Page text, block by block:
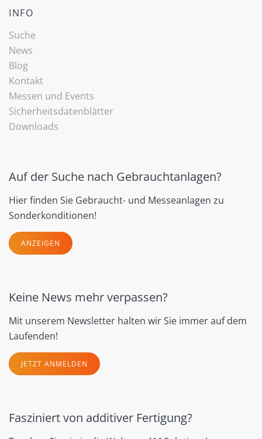
INFO
Suche
News
Blog
Kontakt
Messen und Events
Sicherheitsdatenblätter
Downloads
Auf der Suche nach Gebrauchtanlagen?
Hier finden Sie Gebraucht- und Messeanlagen zu
Sonderkonditionen!
ANZEIGEN
Keine News mehr verpassen?
Mit unserem Newsletter halten wir Sie immer auf dem
Laufenden!
JETZT ANMELDEN
Fasziniert von additiver Fertigung?